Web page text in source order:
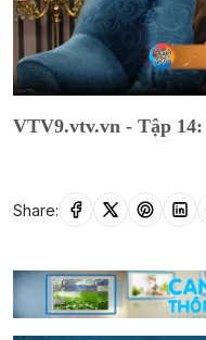
VTV9.vtv.vn - Tập
Share: